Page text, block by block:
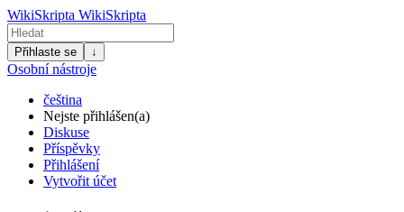
WikiSkripta WikiSkripta
Přihlaste se ↓
Osobní nástroje
čeština
Nejste přihlášen(a)
Diskuse
Příspěvky
Přihlášení
Vytvořit účet